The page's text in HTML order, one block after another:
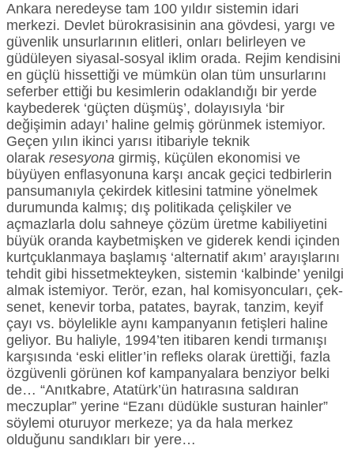
Ankara neredeyse tam 100 yıldır sistemin idari
merkezi. Devlet bürokrasisinin ana gövdesi, yargı ve
güvenlik unsurlarının elitleri, onları belirleyen ve
güdüleyen siyasal-sosyal iklim orada. Rejim kendisini
en güçlü hissettiği ve mümkün olan tüm unsurlarını
seferber ettiği bu kesimlerin odaklandığı bir yerde
kaybederek ‘güçten düşmüş’, dolayısıyla ‘bir
değişimin adayı’ haline gelmiş görünmek istemiyor.
Geçen yılın ikinci yarısı itibariyle teknik
olarak resesyona girmiş, küçülen ekonomisi ve
büyüyen enflasyonuna karşı ancak geçici tedbirlerin
pansumanıyla çekirdek kitlesini tatmine yönelmek
durumunda kalmış; dış politikada çelişkiler ve
açmazlarla dolu sahneye çözüm üretme kabiliyetini
büyük oranda kaybetmişken ve giderek kendi içinden
kurtçuklanmaya başlamış ‘alternatif akım’ arayışlarını
tehdit gibi hissetmekteyken, sistemin ‘kalbinde’ yenilgi
almak istemiyor. Terör, ezan, hal komisyoncuları, çek-
senet, kenevir torba, patates, bayrak, tanzim, keyif
çayı vs. böylelikle aynı kampanyanın fetişleri haline
geliyor. Bu haliyle, 1994’ten itibaren kendi tırmanışı
karşısında ‘eski elitler’in refleks olarak ürettiği, fazla
özgüvenli görünen kof kampanyalara benziyor belki
de… “Anıtkabre, Atatürk’ün hatırasına saldıran
meczuplar” yerine “Ezanı düdükle susturan hainler”
söylemi oturuyor merkeze; ya da hala merkez
olduğunu sandıkları bir yere…